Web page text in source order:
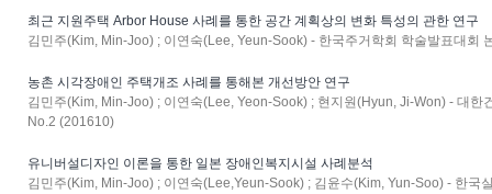
최근 지원주택 Arbor House 사례를 통한 공간 계획상의 변화 특성의 관한 연구
김민주(Kim, Min-Joo) ; 이연숙(Lee, Yeun-Sook) - 한국주거학회 학술발표대회
농촌 시각장애인 주택개조 사례를 통해본 개선방안 연구
김민주(Kim, Min-Joo) ; 이연숙(Lee, Yeon-Sook) ; 현지원(Hyun, Ji-Won) - 대한
No.2 (201610)
유니버설디자인 이론을 통한 일본 장애인복지시설 사례분석
김민주(Kim, Min-Joo) ; 이연숙(Lee,Yeun-Sook) ; 김윤수(Kim, Yun-Soo) - 한국